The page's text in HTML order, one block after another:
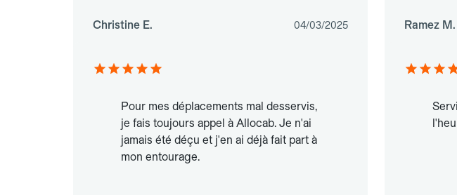
Christine E. 04/03/2025 Ramez M.
Pour mes déplacements mal desservis,
je fais toujours appel à Allocab. Je n'ai
jamais été déçu et j'en ai déjà fait part à
mon entourage.